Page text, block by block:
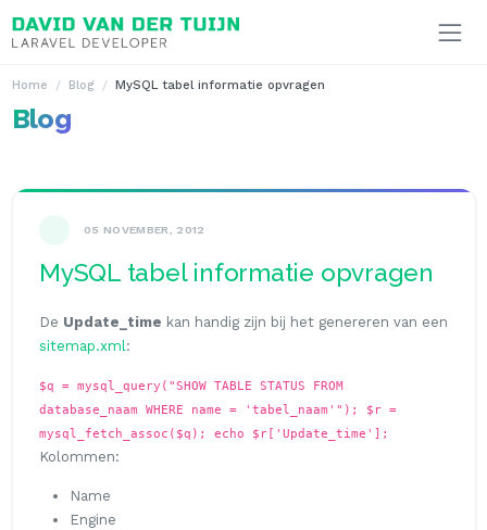
Ga naar inhoud
Home Blog MySQL tabel informatie opvragen
Blog
05 NOVEMBER, 2012
MySQL tabel informatie opvragen
De Update_time kan handig zijn bij het genereren van een
sitemap.xml :
$q = mysql_query("SHOW TABLE STATUS FROM
database_naam WHERE name = 'tabel_naam'"); $r =
mysql_fetch_assoc($q); echo $r['Update_time'];
Kolommen:
Name
Engine